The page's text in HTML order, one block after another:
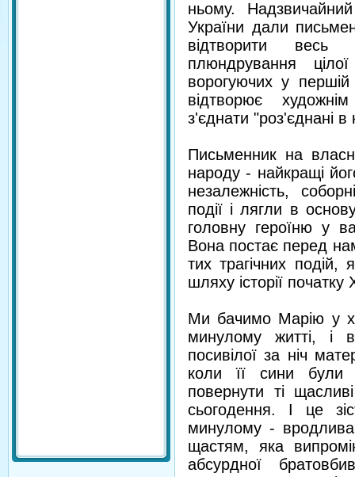
ньому.
України дали
відтворити весь
плюндрування
ворогуючих у першій
відтворює
з'єднати "роз'єднані в
Письменник на
народу - найкращі
незалежність,
події і лягли в
головну героїню у
Вона постає перед
тих трагічних
шляху історії початку
Ми бачимо Марію у
минулому житті, і
посивілої за ніч
коли її сини були
повернути ті
сьогодення. І це
минулому -
щастям, яка
абсурдної